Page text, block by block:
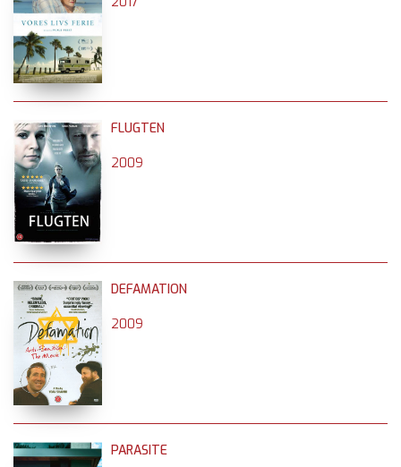
FLUGTEN
2009
DEFAMATION
2009
PARASITE